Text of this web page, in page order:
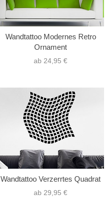
Wandtattoo Modernes Retro
Ornament
ab 24,95 €
Wandtattoo Verzerrtes Quadrat
ab 29,95 €